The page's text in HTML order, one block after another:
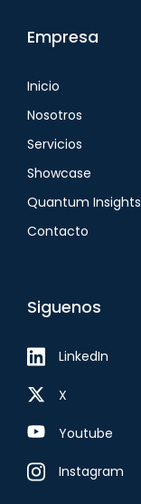
Empresa
Inicio
Nosotros
Servicios
Showcase
Quantum Insights
Contacto
Siguenos
LinkedIn
X
Youtube
Instagram